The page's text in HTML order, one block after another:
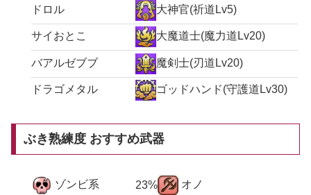
ドロル 大神官(祈道Lv5)
サイおとこ 大魔道士(魔力道Lv20)
バアルゼブブ 魔剣士(刃道Lv20)
ドラゴメタル ゴッドハンド(守護道Lv30)
ぶき熟練度 おすすめ武器
ゾンビ系 23% オノ